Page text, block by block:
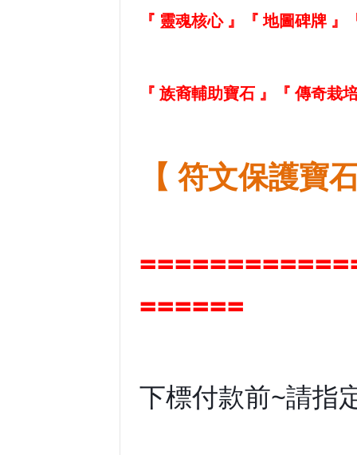
『 靈魂核心 』 『 地圖碑牌 』
『 族裔輔助寶石 』 『 傳奇栽
【 符文保護寶
======
下標付款前~請指